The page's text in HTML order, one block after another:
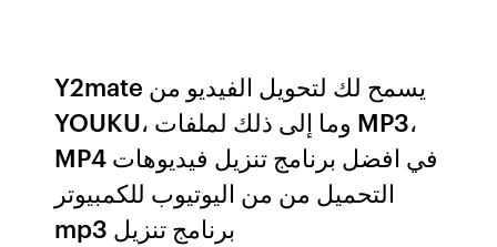
Y2mate يسمح لك لتحويل الفيديو من
YOUKU، وما إلى ذلك لملفات MP3،
MP4 في افضل برنامج تنزيل فيديوهات
التحميل من من اليوتيوب للكمبيوتر